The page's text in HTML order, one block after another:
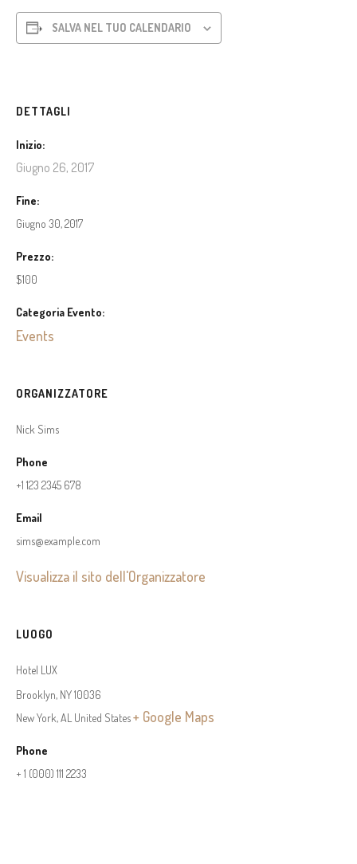
SALVA NEL TUO CALENDARIO
DETTAGLI
Inizio:
Giugno 26, 2017
Fine:
Giugno 30, 2017
Prezzo:
$100
Categoria Evento:
Events
ORGANIZZATORE
Nick Sims
Phone
+1 123 2345 678
Email
sims@example.com
Visualizza il sito dell'Organizzatore
LUOGO
Hotel LUX
Brooklyn, NY 10036
New York,AL United States+ Google Maps
Phone
+ 1 (000) 111 2233